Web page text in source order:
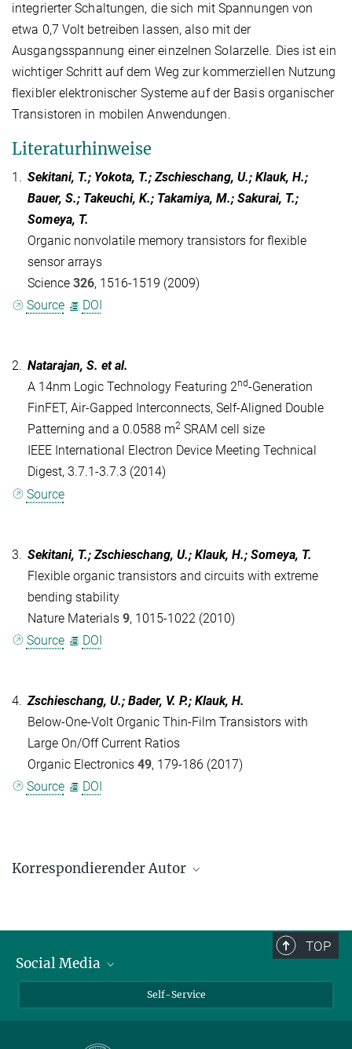
integrierter Schaltungen, die sich mit Spannungen von
etwa 0,7 Volt betreiben lassen, also mit der
Ausgangsspannung einer einzelnen Solarzelle. Dies ist ein
wichtiger Schritt auf dem Weg zur kommerziellen Nutzung
flexibler elektronischer Systeme auf der Basis organischer
Transistoren in mobilen Anwendungen.
Literaturhinweise
1. Sekitani, T.; Yokota, T.; Zschieschang, U.; Klauk, H.;
Bauer, S.; Takeuchi, K.; Takamiya, M.; Sakurai, T.;
Someya, T.
Organic nonvolatile memory transistors for flexible
sensor arrays
Science 326, 1516-1519 (2009)
Source
DOI
2. Natarajan, S. et al.
A 14nm Logic Technology Featuring 2nd-Generation
FinFET, Air-Gapped Interconnects, Self-Aligned Double
Patterning and a 0.0588 m2 SRAM cell size
IEEE International Electron Device Meeting Technical
Digest, 3.7.1-3.7.3 (2014)
Source
3. Sekitani, T.; Zschieschang, U.; Klauk, H.; Someya, T.
Flexible organic transistors and circuits with extreme
bending stability
Nature Materials 9, 1015-1022 (2010)
Source
DOI
4. Zschieschang, U.; Bader, V. P.; Klauk, H.
Below-One-Volt Organic Thin-Film Transistors with
Large On/Off Current Ratios
Organic Electronics 49, 179-186 (2017)
Source
DOI
Korrespondierender Autor
TOP
Social Media
Self-Service